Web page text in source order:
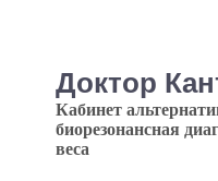
Доктор
Кабинет
биорезонансная
веса